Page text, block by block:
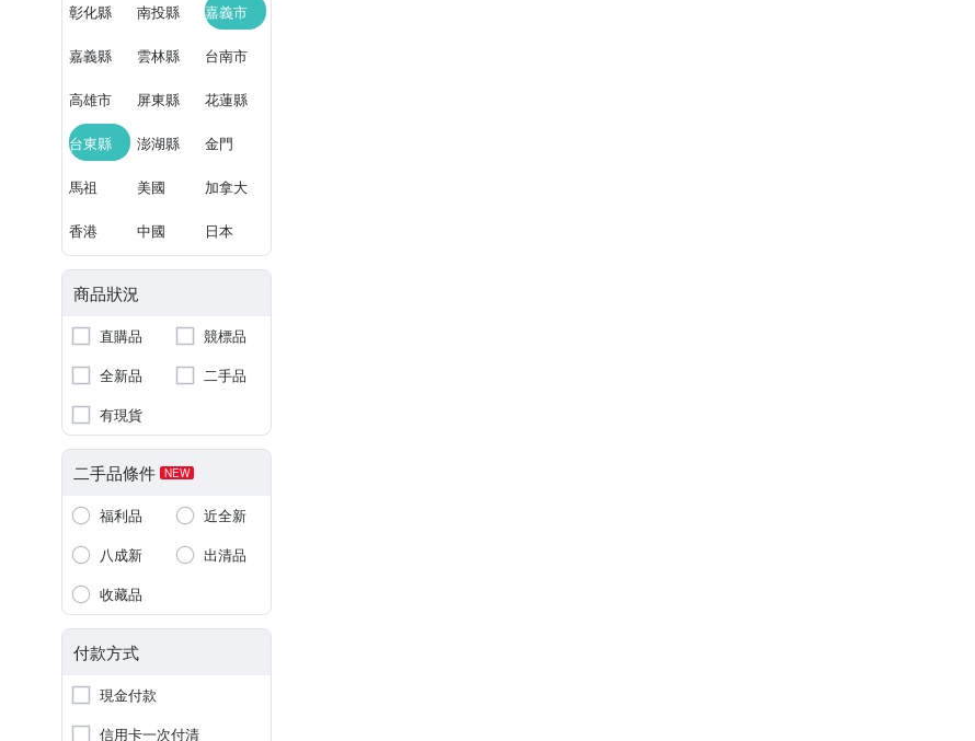
彰化縣 南投縣 嘉義市
嘉義縣 雲林縣 台南市
高雄市 屏東縣 花蓮縣
台東縣 澎湖縣 金門
馬祖 美國 加拿大
香港 中國 日本
商品狀況
直購品
競標品
全新品
二手品
有現貨
二手品條件 NEW
福利品
近全新
八成新
出清品
收藏品
付款方式
現金付款
信用卡一次付清